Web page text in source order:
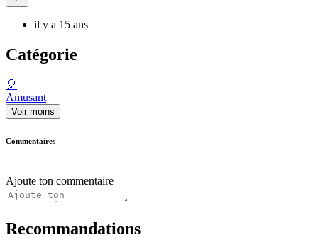
il y a 15 ans
Catégorie
🎈
Amusant
Voir moins
Commentaires
Ajoute ton commentaire
Recommandations